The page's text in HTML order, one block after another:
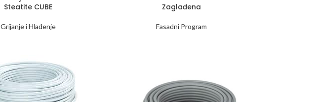
Steatite CUBE
Grijanje i Hlađenje
Zaglađena
Fasadni Program